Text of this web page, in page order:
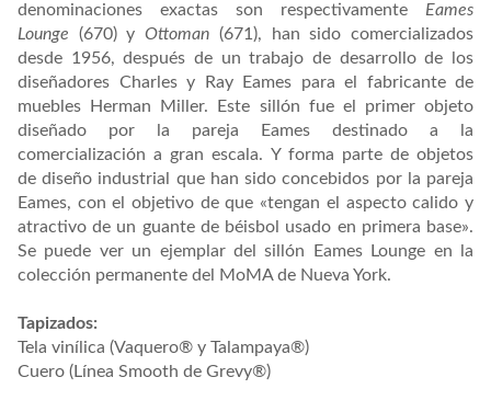
denominaciones exactas son respectivamente Eames
Lounge (670) yOttoman (671), han sido comercializados
desde 1956, después de un trabajo de desarrollo de los
diseñadores Charlesy Ray Eames para el fabricante de
muebles
Herman Miller. Este sillón fue el primer objeto
diseñado por la pareja Eames destinado a la
comercialización a gran escala. Y forma parte de objetos
dediseño industrial
que han sido concebidos por la pareja
Eames, con el objetivo de que «tengan el aspecto calido y
atractivo de un guante de béisbol usado en primera base».​
Se puede ver un ejemplar del sillón Eames Lounge en la
colección permanente del
MoMAde Nueva York.
Tapizados:
Tela vinílica (Vaquero® y Talampaya®)
Cuero (Línea Smooth de Grevy®)